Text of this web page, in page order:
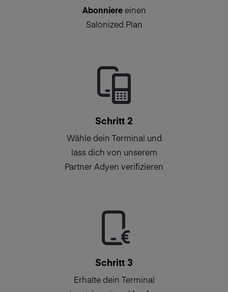
Abonniereeinen
Salonized Plan
Schritt 2
Wähle dein Terminal und
lass dich von unserem
Partner Adyen verifizieren
Schritt 3
Erhalte dein Terminal